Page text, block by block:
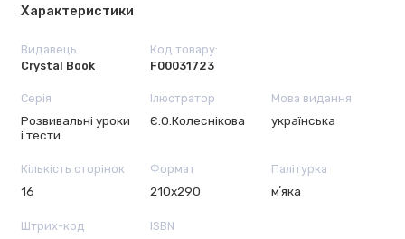
Характеристики
Видавець
Crystal Book
Код товару:
F00031723
Серія
Розвивальні уроки
і тести
Ілюстратор
Є.О.Колеснікова
Мова видання
українська
Кількість сторінок
16
Формат
210х290
Палітурка
мʼяка
Штрих-код ISBN